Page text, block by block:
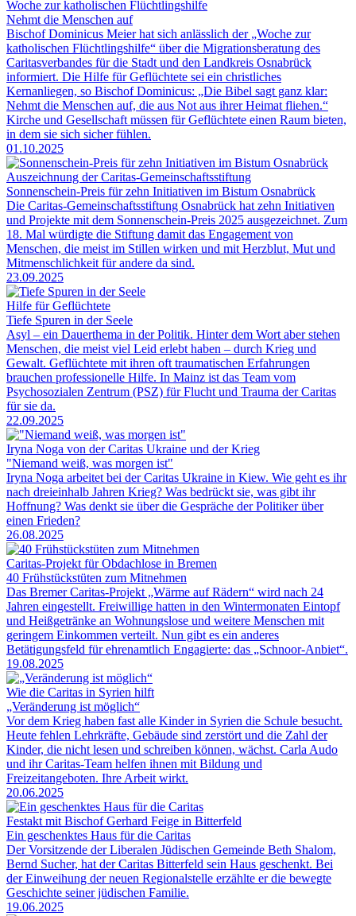
Woche zur katholischen Flüchtlingshilfe
Nehmt die Menschen auf
Bischof Dominicus Meier hat sich anlässlich der „Woche zur
katholischen Flüchtlingshilfe“ über die Migrationsberatung des
Caritasverbandes für die Stadt und den Landkreis Osnabrück
informiert. Die Hilfe für Geflüchtete sei ein christliches
Kernanliegen, so Bischof Dominicus: „Die Bibel sagt ganz klar:
Nehmt die Menschen auf, die aus Not aus ihrer Heimat fliehen.“
Kirche und Gesellschaft müssen für Geflüchtete einen Raum bieten,
in dem sie sich sicher fühlen.
01.10.2025
Auszeichnung der Caritas-Gemeinschaftsstiftung
Sonnenschein-Preis für zehn Initiativen im Bistum Osnabrück
Die Caritas-Gemeinschaftsstiftung Osnabrück hat zehn Initiativen
und Projekte mit dem Sonnenschein-Preis 2025 ausgezeichnet. Zum
18. Mal würdigte die Stiftung damit das Engagement von
Menschen, die meist im Stillen wirken und mit Herzblut, Mut und
Mitmenschlichkeit für andere da sind.
23.09.2025
Hilfe für Geflüchtete
Tiefe Spuren in der Seele
Asyl – ein Dauerthema in der Politik. Hinter dem Wort aber stehen
Menschen, die meist viel Leid erlebt haben – durch Krieg und
Gewalt. Geflüchtete mit ihren oft traumatischen Erfahrungen
brauchen professionelle Hilfe. In Mainz ist das Team vom
Psychosozialen Zentrum (PSZ) für Flucht und Trauma der Caritas
für sie da.
22.09.2025
Iryna Noga von der Caritas Ukraine und der Krieg
"Niemand weiß, was morgen ist"
Iryna Noga arbeitet bei der Caritas Ukraine in Kiew. Wie geht es ihr
nach dreieinhalb Jahren Krieg? Was bedrückt sie, was gibt ihr
Hoffnung? Was denkt sie über die Gespräche der Politiker über
einen Frieden?
26.08.2025
Caritas-Projekt für Obdachlose in Bremen
40 Frühstückstüten zum Mitnehmen
Das Bremer Caritas-Projekt „Wärme auf Rädern“ wird nach 24
Jahren eingestellt. Freiwillige hatten in den Wintermonaten Eintopf
und Heißgetränke an Wohnungslose und weitere Menschen mit
geringem Einkommen verteilt. Nun gibt es ein anderes
Betätigungsfeld für ehrenamtlich Engagierte: das „Schnoor-Anbiet“.
19.08.2025
Wie die Caritas in Syrien hilft
„Veränderung ist möglich“
Vor dem Krieg haben fast alle Kinder in Syrien die Schule besucht.
Heute fehlen Lehrkräfte, Gebäude sind zerstört und die Zahl der
Kinder, die nicht lesen und schreiben können, wächst. Carla Audo
und ihr Caritas-Team helfen ihnen mit Bildung und
Freizeitangeboten. Ihre Arbeit wirkt.
20.06.2025
Festakt mit Bischof Gerhard Feige in Bitterfeld
Ein geschenktes Haus für die Caritas
Der Vorsitzende der Liberalen Jüdischen Gemeinde Beth Shalom,
Bernd Sucher, hat der Caritas Bitterfeld sein Haus geschenkt. Bei
der Einweihung der neuen Regionalstelle erzählte er die bewegte
Geschichte seiner jüdischen Familie.
19.06.2025